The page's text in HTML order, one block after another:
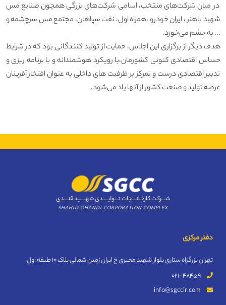
در میان شرکت‌های منتخب، اسامی شرکت‌های بزرگی همچون صنایع مس
شهید باهنر ، ایران خودرو ،همراه اول، نفت سپاهان، مجتمع مس سرچشمه و
... به چشم می‌خورد.
هدف دیگر از برگزاری این اجلاس، حمایت از تولید کنندگانی بود که در شرایط
حساس اقتصادی کنونی کشورمان،با رویکرد هوشمندانه و با برنامه ریزی و
تدبیر اقتصادی درست و تمرکز بر ظرفیت های داخلی به عنوان افتخار آفرینان
عرصه تولید و صنعت کشور از آنها یاد می‌شود.
شــــرکت کارخـانــــجات تــــولیـــــدی شهــــــید قنــــدی
SHAHID GHANDI CORPORATION COMPLEX
دفتر مرکزی
تهران بزرگراه ستاری بلوار شهید مخبری خ ایران زمین شمالی پلاک 10 طبقه اول